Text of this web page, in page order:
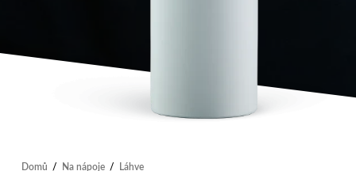
Domů / Na nápoje / Láhve